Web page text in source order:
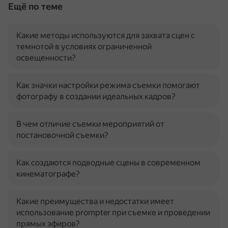
Ещё по теме
Какие методы используются для захвата сцен с
темнотой в условиях ограниченной
освещенности?
Как значки настройки режима съемки помогают
фотографу в создании идеальных кадров?
В чем отличие съемки мероприятий от
постановочной съемки?
Как создаются подводные сцены в современном
кинематографе?
Какие преимущества и недостатки имеет
использование prompter при съемке и проведении
прямых эфиров?